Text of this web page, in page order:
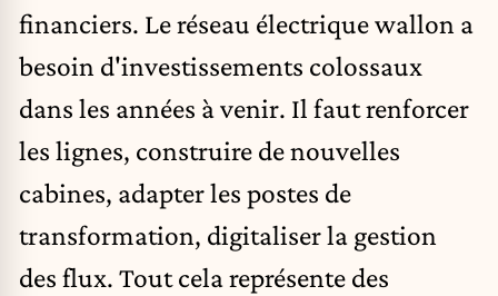
financiers. Le réseau électrique wallon a
besoin d'investissements colossaux
dans les années à venir. Il faut renforcer
les lignes, construire de nouvelles
cabines, adapter les postes de
transformation, digitaliser la gestion
des flux. Tout cela représente des